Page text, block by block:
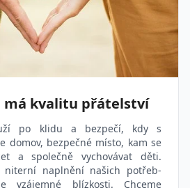
má kvalitu přátelství
po klidu a bezpečí, kdy s
domov, bezpečné místo, kam se
a společně vychovávat děti.
naplnění našich potřeb-
vzájemné blízkosti. Chceme